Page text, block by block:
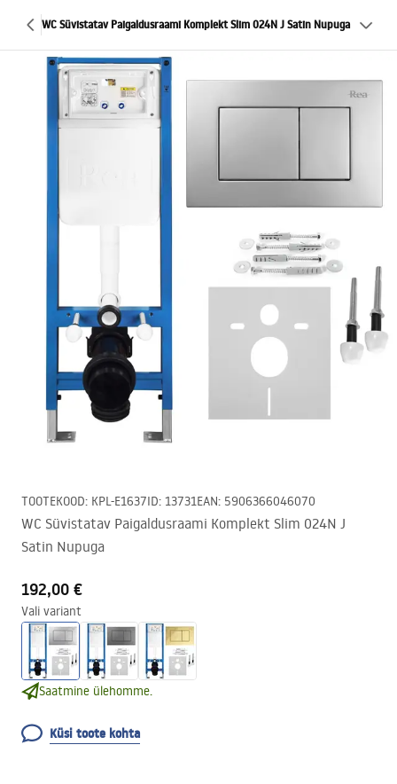
WC Süvistatav Paigaldusraami Komplekt Slim 024N J Satin Nupuga
TOOTEKOOD: KPL-E1637ID: 13731EAN: 5906366046070
WC Süvistatav Paigaldusraami Komplekt Slim 024N J
Satin Nupuga
192,00 €
Vali variant
Saatmine ülehomme.
Küsi toote kohta